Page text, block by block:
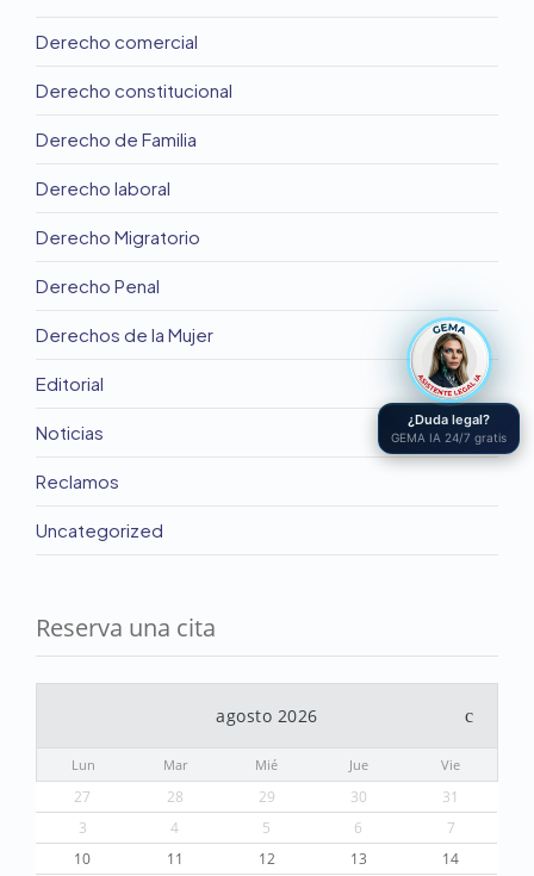
Derecho comercial
Derecho constitucional
Derecho de Familia
Derecho laboral
Derecho Migratorio
Derecho Penal
Derechos de la Mujer
Editorial
Noticias
Reclamos
Uncategorized
Reserva una cita
agosto 2026
Lun Mar Mié Jue Vie
27 28 29 30
31
3
4 5 6
7
10
11 12 13
14
¿Duda legal?
GEMA IA 24/7 gratis